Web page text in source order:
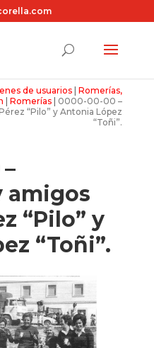
de usuarios |Romerías,
|Romerías
0000-00-00 –
“Pilo” y Antonia López
“Toñi”.
amigos
“Pilo” y
“Toñi”.